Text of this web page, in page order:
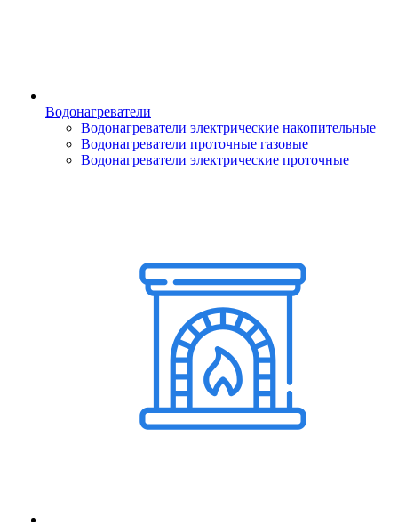
Водонагреватели
Водонагреватели электрические накопительные
Водонагреватели проточные газовые
Водонагреватели электрические проточные